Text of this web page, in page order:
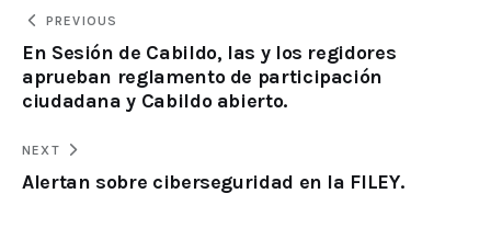
PREVIOUS
En Sesión de Cabildo, las y los regidores
aprueban reglamento de participación
ciudadana y Cabildo abierto.
NEXT
Alertan sobre ciberseguridad en la FILEY.